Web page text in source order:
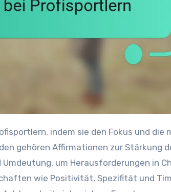
gehören Affirmationen zur Stärkung
um Herausforderungen in
wie Positivität, Spezifität und